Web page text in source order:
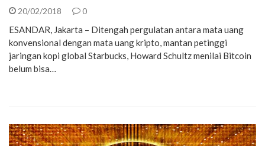
20/02/2018 0
ESANDAR, Jakarta – Ditengah pergulatan antara mata uang
konvensional dengan mata uang kripto, mantan petinggi
jaringan kopi global Starbucks, Howard Schultz menilai Bitcoin
belum bisa…